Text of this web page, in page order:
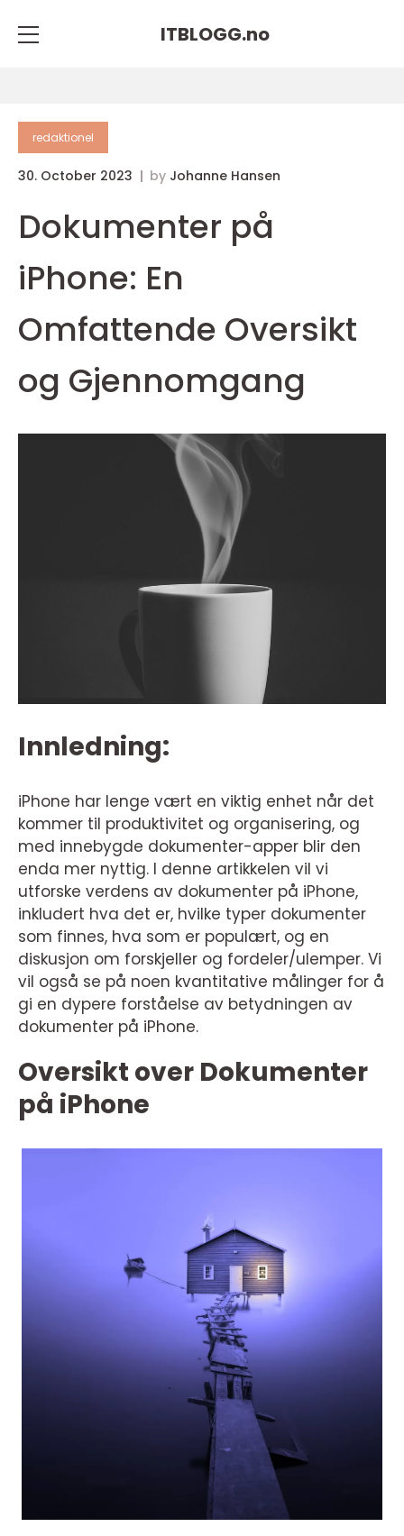
ITBLOGG.no
redaktionel
30. October 2023 by Johanne Hansen
Dokumenter på
iPhone: En
Omfattende Oversikt
og Gjennomgang
Innledning:
iPhone har lenge vært en viktig enhet når det
kommer til produktivitet og organisering, og
med innebygde dokumenter-apper blir den
enda mer nyttig. I denne artikkelen vil vi
utforske verdens av dokumenter på iPhone,
inkludert hva det er, hvilke typer dokumenter
som finnes, hva som er populært, og en
diskusjon om forskjeller og fordeler/ulemper. Vi
vil også se på noen kvantitative målinger for å
gi en dypere forståelse av betydningen av
dokumenter på iPhone.
Oversikt over Dokumenter
på iPhone